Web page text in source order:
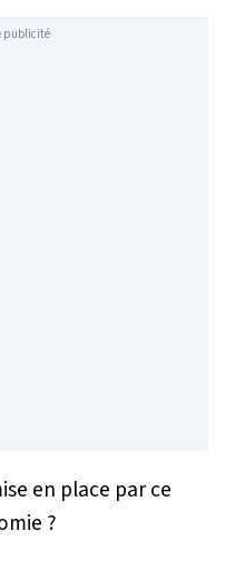
publicité
en place par ce
?